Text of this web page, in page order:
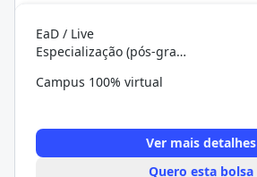
EaD / Live
Especialização (pós-graduação)
Campus 100% virtual
Ver mais detalhes
Quero esta bolsa